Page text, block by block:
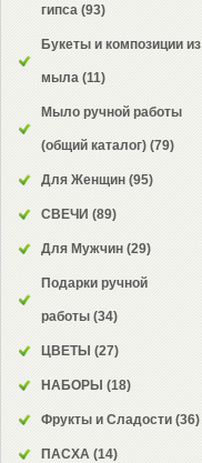
гипса (93)
Букеты и композиции из
мыла (11)
Мыло ручной работы
(общий каталог) (79)
Для Женщин (95)
СВЕЧИ (89)
Для Мужчин (29)
Подарки ручной
работы (34)
ЦВЕТЫ (27)
НАБОРЫ (18)
Фрукты и Сладости (36)
ПАСХА (14)